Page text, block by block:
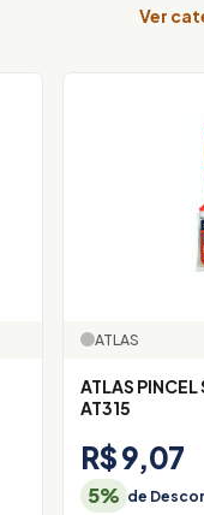
Ver
ATLAS
ATLAS PINCEL
AT315
R$ 9,07
5% de